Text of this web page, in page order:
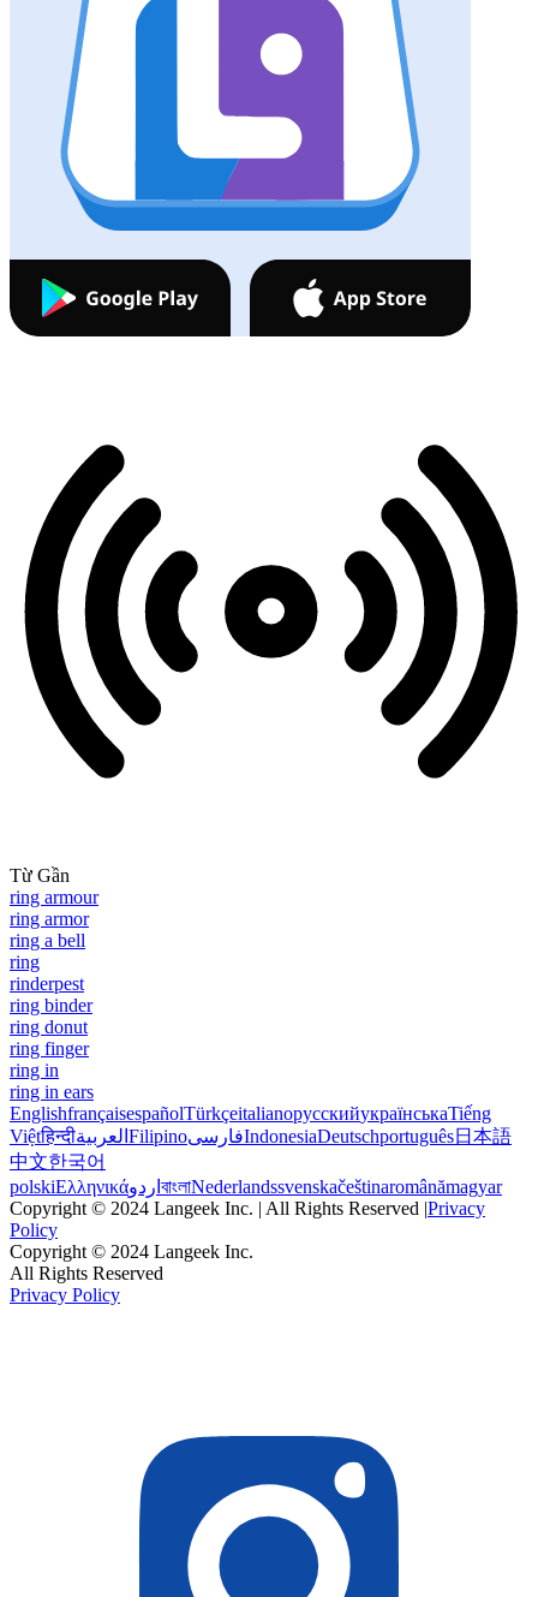
Từ Gần
ring armour
ring armor
ring a bell
ring
rinderpest
ring binder
ring donut
ring finger
ring in
ring in ears
EnglishfrançaisespañolTürkçeitalianoрусскийукраїнськаTiếng
Việtहिन्दीالعربية FilipinoفارسیIndonesiaDeutschportuguês日本語
中文한국어
polskiΕλληνικάاردو বাংলাNederlandssvenskačeštinaromânămagyar
Copyright © 2024 Langeek Inc. | All Rights Reserved |Privacy
Policy
Copyright © 2024 Langeek Inc.
All Rights Reserved
Privacy Policy